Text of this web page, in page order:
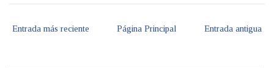
Entrada más reciente Entrada antigua
Página Principal